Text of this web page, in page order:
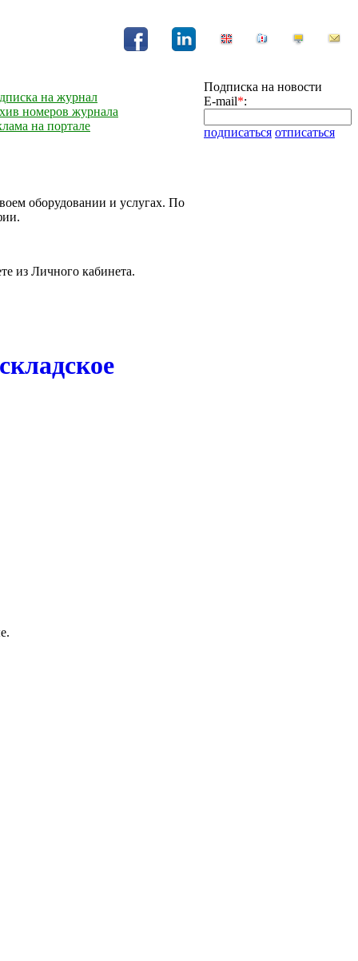
на журнал
номеров журнала
на портале
Подписка на новости
E-mail*:
подписаться отписаться
оборудовании и услугах. По
из Личного кабинета.